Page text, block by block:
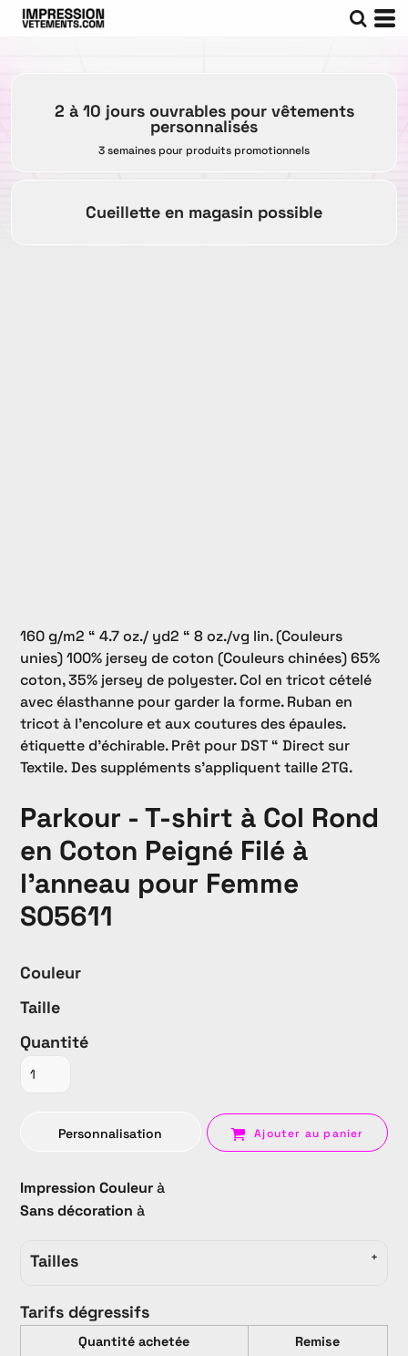
2 à 10 jours ouvrables pour vêtements
personnalisés
3 semaines pour produits promotionnels
Cueillette en magasin possible
160 g/m2 “ 4.7 oz./ yd2 “ 8 oz./vg lin. (Couleurs
unies) 100% jersey de coton (Couleurs chinées) 65%
coton, 35% jersey de polyester. Col en tricot cételé
avec élasthanne pour garder la forme. Ruban en
tricot à l'encolure et aux coutures des épaules.
étiquette d'échirable. Prêt pour DST “ Direct sur
Textile. Des suppléments s'appliquent taille 2TG.
Parkour - T-shirt à Col Rond
en Coton Peigné Filé à
l'anneau pour Femme
S05611
Couleur
Taille
Quantité
Personnalisation Ajouter au panier
Impression Couleurà
Sans décoration à
Tailles
Tarifs dégressifs
Quantité achetée
Remise